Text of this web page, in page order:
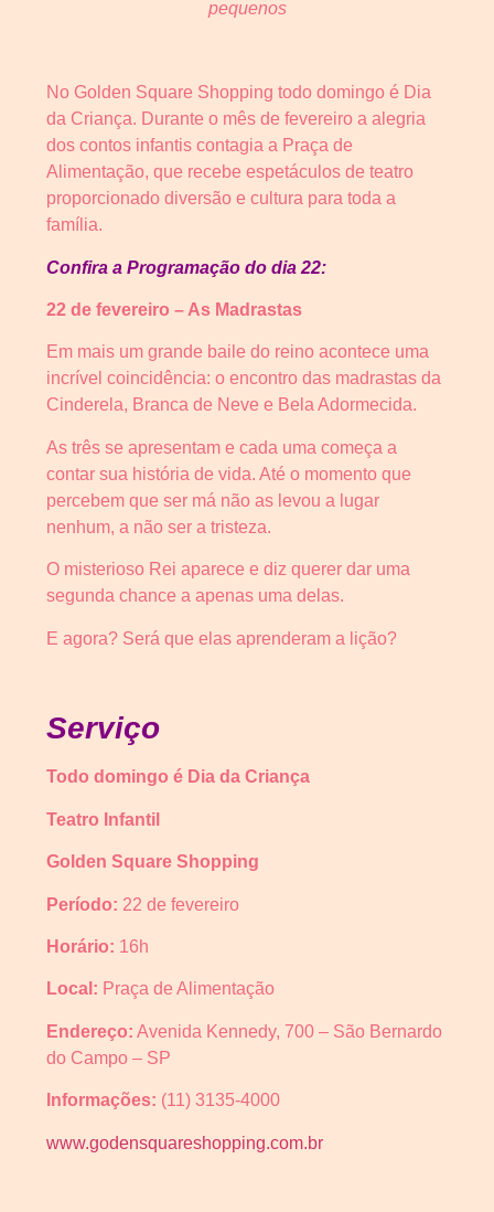
pequenos
No Golden Square Shopping todo domingo é Dia
da Criança. Durante o mês de fevereiro a alegria
dos contos infantis contagia a Praça de
Alimentação, que recebe espetáculos de teatro
proporcionado diversão e cultura para toda a
família.
Confira a Programação do dia 22:
22 de fevereiro – As Madrastas
Em mais um grande baile do reino acontece uma
incrível coincidência: o encontro das madrastas da
Cinderela, Branca de Neve e Bela Adormecida.
As três se apresentam e cada uma começa a
contar sua história de vida. Até o momento que
percebem que ser má não as levou a lugar
nenhum, a não ser a tristeza.
O misterioso Rei aparece e diz querer dar uma
segunda chance a apenas uma delas.
E agora? Será que elas aprenderam a lição?
Serviço
Todo domingo é Dia da Criança
Teatro Infantil
Golden Square Shopping
Período: 22 de fevereiro
Horário: 16h
Local: Praça de Alimentação
Endereço: Avenida Kennedy, 700 – São Bernardo
do Campo – SP
Informações: (11) 3135-4000
www.godensquareshopping.com.br